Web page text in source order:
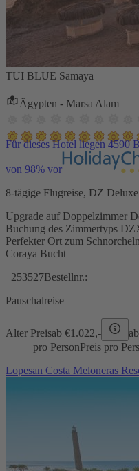
TUI BLUE Samaya
Ägypten - Marsa Alam
Für dieses Hotel liegen 4590
von 98% vor
8-tägige Flugreise, DZ
Upgrade auf Doppelzimmer
Buchung des Zimmertyps
Perfekter Ort zum
Coraya Bucht
253527Bestellnr.:
Pauschalreise
Alter Preisab €1.022,-
pro PersonPreis pro
Lopesan Costa Meloneras